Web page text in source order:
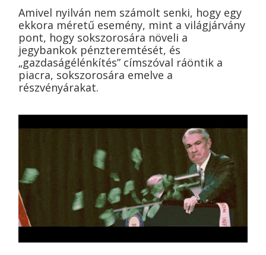
Amivel nyilván nem számolt senki, hogy egy
ekkora méretű esemény, mint a világjárvány
pont, hogy sokszorosára növeli a
jegybankok pénzteremtését, és
„gazdaságélénkítés” címszóval ráöntik a
piacra, sokszorosára emelve a
részvényárakat.